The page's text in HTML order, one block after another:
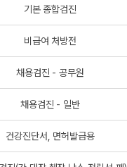
기본 종합검진
비급여 처방전
채용검진 - 공무원
채용검진 - 일반
건강진단서, 면허발급용